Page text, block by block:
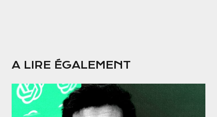
A LIRE ÉGALEMENT